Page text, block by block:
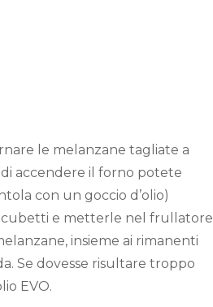
le melanzane tagliate a
accendere il forno potete
con un goccio d’olio)
cubetti e metterle nel frullatore
insieme ai rimanenti
Se dovesse risultare troppo
EVO.